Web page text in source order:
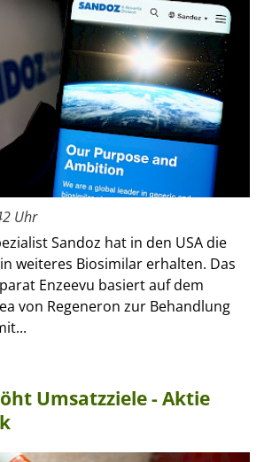
Uhr
Sandoz hat in den USA die
weiteres Biosimilar erhalten. Das
Enzeevu basiert auf dem
von Regeneron zur Behandlung
Umsatzziele - Aktie